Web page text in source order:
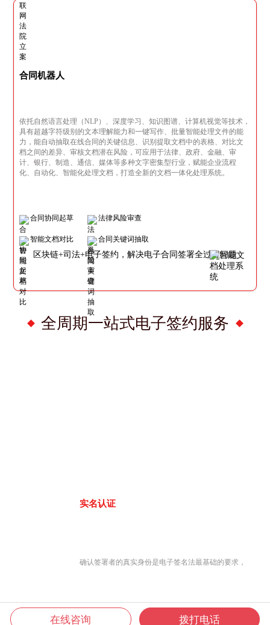
合同机器人
依托自然语言处理（NLP）、深度学习、知识图谱、计算机视觉等技术，
具有超越字符级别的文本理解能力和一键写作、批量智能处理文件的能
力，能自动抽取在线合同的关键信息、识别提取文档中的表格、对比文
档之间的差异、审核文档潜在风险，可应用于法律、政府、金融、审
计、银行、制造、通信、媒体等多种文字密集型行业，赋能企业流程
化、自动化、智能化处理文档，打造全新的文档一体化处理系统。
合同协同起草 法律风险审查
智能文档对比 合同关键词抽取
全周期一站式电子签约服务
区块链+司法+电子签约，解决电子合同签署全过程问题
实名认证
确认签署者的真实身份是电子签名法最基础的要求，
在线咨询 拨打电话